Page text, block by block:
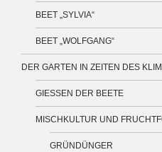
BEET „SYLVIA“
BEET „WOLFGANG“
DER GARTEN IN ZEITEN DES
GIESSEN DER BEETE
MISCHKULTUR UND
GRÜNDÜNGER